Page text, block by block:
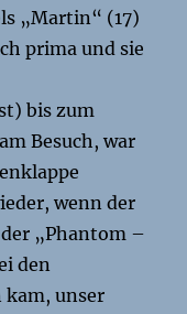
„Martin“ (17)
prima und sie
bis zum
Besuch, war
wenn der
der „Phantom –
den
kam, unser